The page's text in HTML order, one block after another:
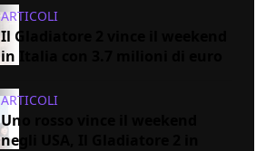
ARTICOLI
Il Gladiatore 2 vince il weekend
in Italia con 3.7 milioni di euro
ARTICOLI
Uno rosso vince il weekend
negli USA, Il Gladiatore 2 in